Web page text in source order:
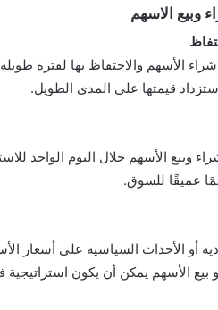
وبيع الاسهم
الأسهم والاحتفاظ بها لفترة
قيمتها على المدى الطويل.
وبيع الأسهم خلال اليوم الواحد
عميقًا للسوق.
أو الأحداث السياسية على أسعار
بيع الأسهم يمكن أن يكون استراتيجية